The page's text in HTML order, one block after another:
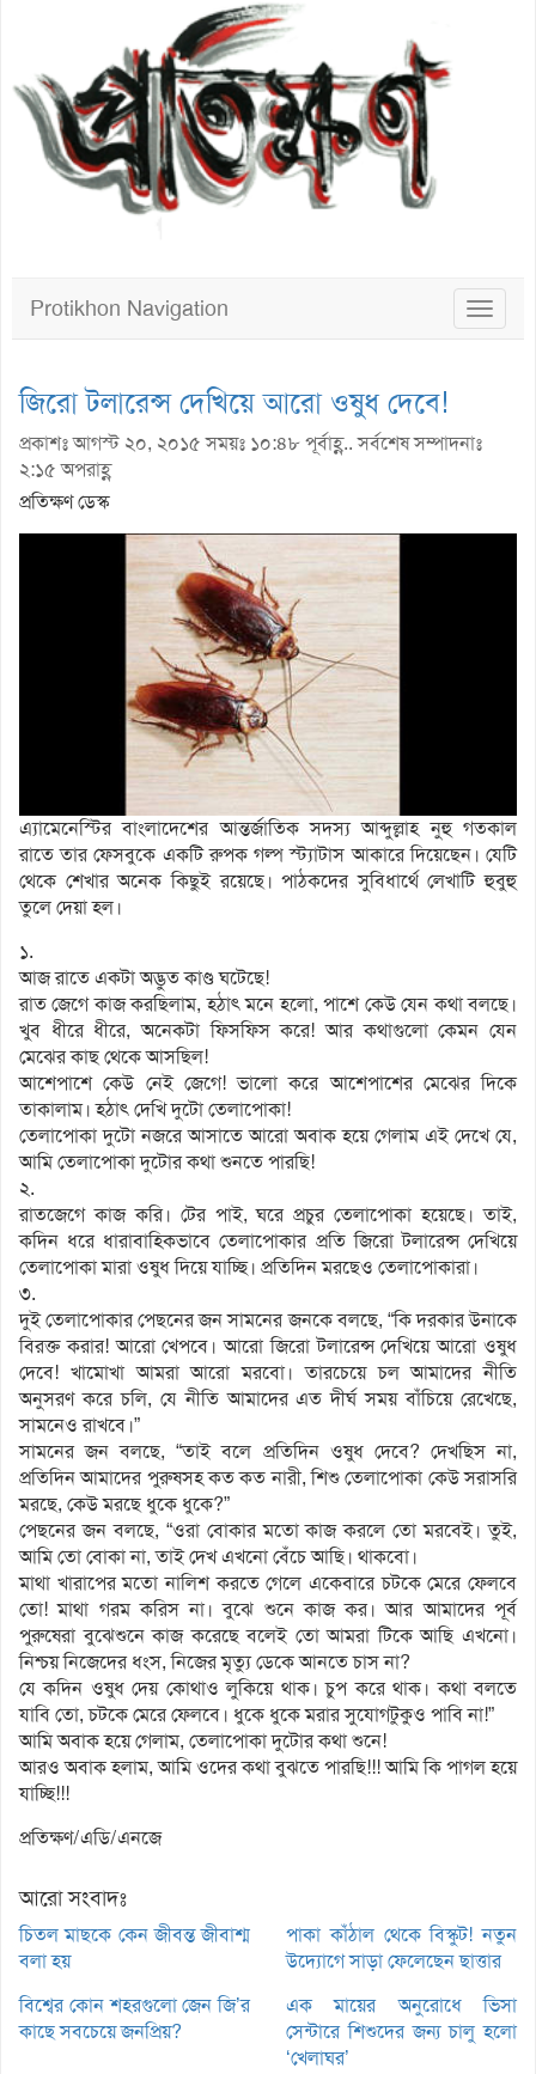
Toggle
Protikhon Navigation
জিরো টলারেন্স দেখিয়ে আরো ওষুধ দেবে!
প্রকাশঃ আগস্ট ২০, ২০১৫ সময়ঃ ১০:৪৮ পূর্বাহ্ণ.. সর্বশেষ সম্পাদনাঃ
২:১৫ অপরাহ্ণ
প্রতিক্ষণ ডেস্ক
এ্যামেনেস্টির বাংলাদেশের আন্তর্জাতিক সদস্য আব্দুল্লাহ নুহু গতকাল
রাতে তার ফেসবুকে একটি রুপক গল্প স্ট্যাটাস আকারে দিয়েছেন। যেটি
থেকে শেখার অনেক কিছুই রয়েছে। পাঠকদের সুবিধার্থে লেখাটি হুবুহু
তুলে দেয়া হল।
১.
আজ রাতে একটা অদ্ভুত কাণ্ড ঘটেছে!
রাত জেগে কাজ করছিলাম, হঠাৎ মনে হলো, পাশে কেউ যেন কথা বলছে।
খুব ধীরে ধীরে, অনেকটা ফিসফিস করে! আর কথাগুলো কেমন যেন
মেঝের কাছ থেকে আসছিল!
আশেপাশে কেউ নেই জেগে! ভালো করে আশেপাশের মেঝের দিকে
তাকালাম। হঠাৎ দেখি দুটো তেলাপোকা!
তেলাপোকা দুটো নজরে আসাতে আরো অবাক হয়ে গেলাম এই দেখে যে,
আমি তেলাপোকা দুটোর কথা শুনতে পারছি!
২.
রাতজেগে কাজ করি। টের পাই, ঘরে প্রচুর তেলাপোকা হয়েছে। তাই,
কদিন ধরে ধারাবাহিকভাবে তেলাপোকার প্রতি জিরো টলারেন্স দেখিয়ে
তেলাপোকা মারা ওষুধ দিয়ে যাচ্ছি। প্রতিদিন মরছেও তেলাপোকারা।
৩.
দুই তেলাপোকার পেছনের জন সামনের জনকে বলছে, “কি দরকার উনাকে
বিরক্ত করার! আরো খেপবে। আরো জিরো টলারেন্স দেখিয়ে আরো ওষুধ
দেবে! খামোখা আমরা আরো মরবো। তারচেয়ে চল আমাদের নীতি
অনুসরণ করে চলি, যে নীতি আমাদের এত দীর্ঘ সময় বাঁচিয়ে রেখেছে,
সামনেও রাখবে।”
সামনের জন বলছে, “তাই বলে প্রতিদিন ওষুধ দেবে? দেখছিস না,
প্রতিদিন আমাদের পুরুষসহ কত কত নারী, শিশু তেলাপোকা কেউ সরাসরি
মরছে, কেউ মরছে ধুকে ধুকে?”
পেছনের জন বলছে, “ওরা বোকার মতো কাজ করলে তো মরবেই। তুই,
আমি তো বোকা না, তাই দেখ এখনো বেঁচে আছি। থাকবো।
মাথা খারাপের মতো নালিশ করতে গেলে একেবারে চটকে মেরে ফেলবে
তো! মাথা গরম করিস না। বুঝে শুনে কাজ কর। আর আমাদের পূর্ব
পুরুষেরা বুঝেশুনে কাজ করেছে বলেই তো আমরা টিকে আছি এখনো।
নিশ্চয় নিজেদের ধংস, নিজের মৃত্যু ডেকে আনতে চাস না?
যে কদিন ওষুধ দেয় কোথাও লুকিয়ে থাক। চুপ করে থাক। কথা বলতে
যাবি তো, চটকে মেরে ফেলবে। ধুকে ধুকে মরার সুযোগটুকুও পাবি না!”
আমি অবাক হয়ে গেলাম, তেলাপোকা দুটোর কথা শুনে!
আরও অবাক হলাম, আমি ওদের কথা বুঝতে পারছি!!! আমি কি পাগল হয়ে
যাচ্ছি!!!
প্রতিক্ষণ/এডি/এনজে
আরো সংবাদঃ
চিতল মাছকে কেন জীবন্ত জীবাশ্ম
বলা হয়
পাকা কাঁঠাল থেকে বিস্কুট! নতুন
উদ্যোগে সাড়া ফেলেছেন ছাত্তার
বিশ্বের কোন শহরগুলো জেন জি’র
কাছে সবচেয়ে জনপ্রিয়?
এক মায়ের অনুরোধে ভিসা
সেন্টারে শিশুদের জন্য চালু হলো
‘খেলাঘর’